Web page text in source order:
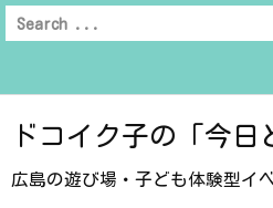
ドコイク子の「今日
広島の遊び場・子ども体験型イ